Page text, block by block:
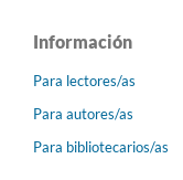
Información
Para lectores/as
Para autores/as
Para bibliotecarios/as